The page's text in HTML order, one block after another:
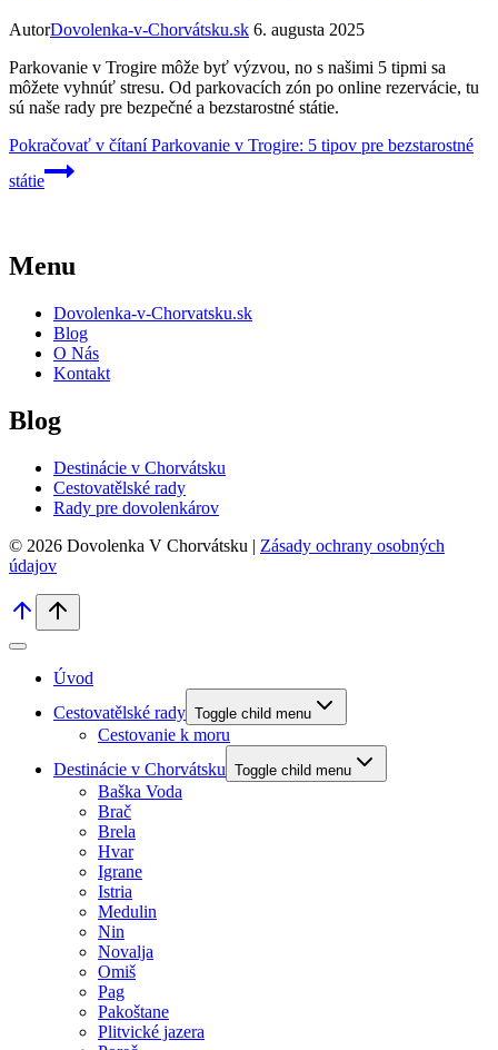
AutorDovolenka-v-Chorvátsku.sk 6. augusta 2025
Parkovanie v Trogire môže byť výzvou, no s našimi 5 tipmi sa
môžete vyhnúť stresu. Od parkovacích zón po online rezervácie, tu
sú naše rady pre bezpečné a bezstarostné státie.
Pokračovať v čítaníParkovanie v Trogire: 5 tipov pre bezstarostné
státie
Menu
Dovolenka-v-Chorvatsku.sk
Blog
O Nás
Kontakt
Blog
Destinácie v Chorvátsku
Cestovatělské rady
Rady pre dovolenkárov
© 2026 Dovolenka V Chorvátsku | Zásady ochrany osobných
údajov
Úvod
Cestovatělské rady Toggle child menu
Cestovanie k moru
Destinácie v Chorvátsku Toggle child menu
Baška Voda
Brač
Brela
Hvar
Igrane
Istria
Medulin
Nin
Novalja
Omiš
Pag
Pakoštane
Plitvické jazera